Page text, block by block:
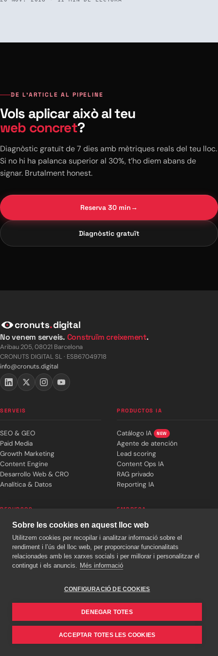
DE L’ARTICLE AL PIPELINE
Vols aplicar això al teu
web concret?
Diagnòstic gratuït de 7 dies amb mètriques reals del teu lloc.
Si no hi ha palanca superior al 30%, t’ho diem abans de
signar. Brutalment honest.
Reserva 30 min→
Diagnòstic gratuït
cronuts.digital
No venem serveis. Construïm creixement.
Aribau 205, 08021 Barcelona
CRONUTS DIGITAL SL · ESB67049718
info@cronuts.digital
SERVEIS
SEO & GEO
Paid Media
Growth Marketing
Content Engine
Desarrollo Web & CRO
Analítica & Datos
PRODUCTOS IA
Catálogo IA NEW
Agente de atención
Lead scoring
Content Ops IA
RAG privado
Reporting IA
RECURSOS
Senyal setmanal
Casos d’èxit
Plans i preus
EMPRESA
Equip
Treballa amb nosaltres
Reserva 30 min
cronuts digital SL· ESB67049718 · Barcelona
Avís legalPrivacitatCookiesTermes
Sobre les cookies en aquest lloc web
Utilitzem cookies per recopilar i analitzar informació sobre el
rendiment i l’ús del lloc web, per proporcionar funcionalitats
relacionades amb les xarxes socials i per millorar i personalitzar el
contingut i els anuncis. Més informació
CONFIGURACIÓ DE COOKIES
DENEGAR TOTES
ACCEPTAR TOTES LES COOKIES